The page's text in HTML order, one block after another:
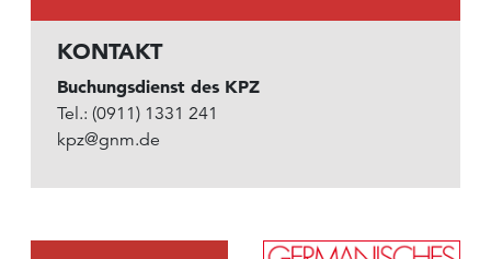
KONTAKT
Buchungsdienst des KPZ
Tel.: (0911) 1331 241
kpz@gnm.de